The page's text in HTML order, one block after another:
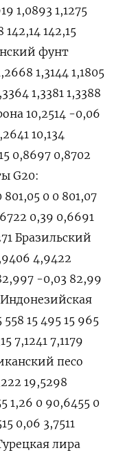
1,0893 1,1275
142,15
фунт
1,3144 1,1805
1,3381 1,3388
10,2514 -0,06
10,134
0,8697 0,8702
G20:
0 0 801,07
0,39 0,6691
Бразильский
4,9422
-0,03 82,99
Индонезийская
15 495 15 965
7,1241 7,1179
песо
19,5298
1,26 0 90,6455 0
0,06 3,7511
лира